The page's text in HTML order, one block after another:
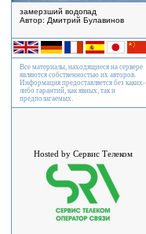
замерзший водопад
Автор: Дмитрий Булавинов
Все материалы, находящиеся на сервере
являются собственностью их авторов.
Информация предоставляется без каких-
либо гарантий, как явных, так и
предполагаемых.
Hosted by Сервис Телеком